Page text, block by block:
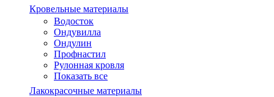
Кровельные материалы
Водосток
Ондувилла
Ондулин
Профнастил
Рулонная кровля
Показать все
Лакокрасочные материалы